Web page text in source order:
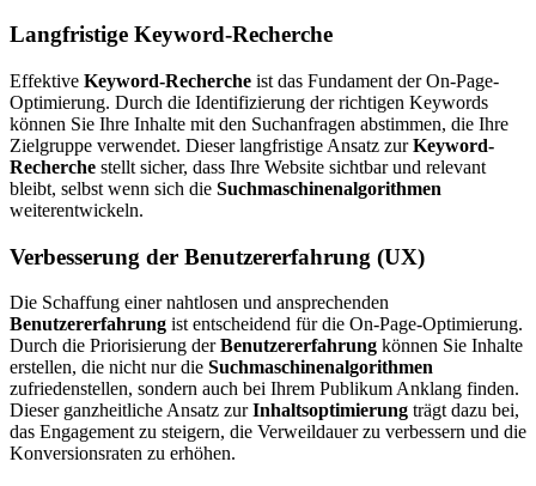
Langfristige Keyword-Recherche
Effektive Keyword-Recherche ist das Fundament der On-Page-
Optimierung. Durch die Identifizierung der richtigen Keywords
können Sie Ihre Inhalte mit den Suchanfragen abstimmen, die Ihre
Zielgruppe verwendet. Dieser langfristige Ansatz zurKeyword-
Recherche stellt sicher, dass Ihre Website sichtbar und relevant
bleibt, selbst wenn sich die Suchmaschinenalgorithmen
weiterentwickeln.
Verbesserung der Benutzererfahrung (UX)
Die Schaffung einer nahtlosen und ansprechenden
Benutzererfahrung ist entscheidend für die On-Page-Optimierung.
Durch die Priorisierung derBenutzererfahrung können Sie Inhalte
erstellen, die nicht nur die Suchmaschinenalgorithmen
zufriedenstellen, sondern auch bei Ihrem Publikum Anklang finden.
Dieser ganzheitliche Ansatz zurInhaltsoptimierung trägt dazu bei,
das Engagement zu steigern, die Verweildauer zu verbessern und die
Konversionsraten zu erhöhen.